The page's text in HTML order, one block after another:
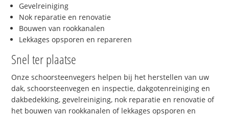
Gevelreiniging
Nok reparatie en renovatie
Bouwen van rookkanalen
Lekkages opsporen en repareren
Snel ter plaatse
Onze schoorsteenvegers helpen bij het herstellen van uw
dak, schoorsteenvegen en inspectie, dakgotenreiniging en
dakbedekking, gevelreiniging, nok reparatie en renovatie of
het bouwen van rookkanalen of lekkages opsporen en